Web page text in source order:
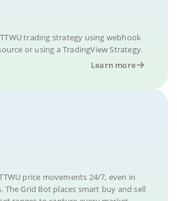
trading strategy using webhook
or using a TradingView Strategy.
Learn more
price movements 24/7, even in
The Grid Bot places smart buy and sell